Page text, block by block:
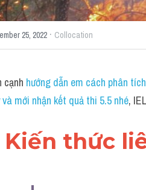
25, 2022 · Collocation
cạnh hướng dẫn em cách phân
và mới nhận kết quả thi 5.5 nhé,
Kiến thức